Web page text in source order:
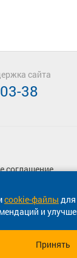
cookie-файлы
и
Принять
соглашение
сайта
38